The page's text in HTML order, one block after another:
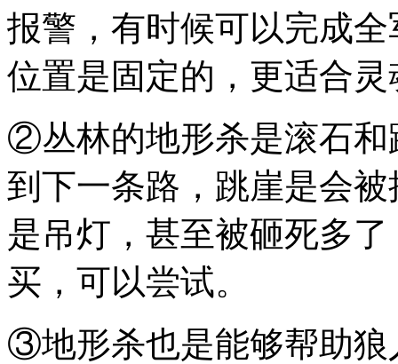
报警，有时候可以完成
位置是固定的，更适合
②丛林的地形杀是滚石和
到下一条路，跳崖是会
是吊灯，甚至被砸死多
买，可以尝试。
③地形杀也是能够帮助狼